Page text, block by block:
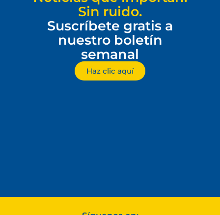
Sin ruido.
Suscríbete gratis a
nuestro boletín
semanal
Haz clic aquí